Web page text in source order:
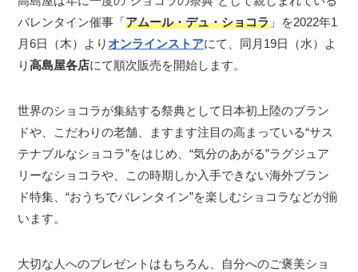
バレンタイン催事「アムール・デュ・ショコラ 」を2022年1
月6日（木）よりオンラインストアにて、同月19日（水）よ
り高島屋各店にて順次販売を開始します。
世界のショコラが集結する祭典として日本初上陸のブラン
ドや、こだわりの老舗、ますます注目の高まっている“サス
テナブルなショコラ”をはじめ、“気分のあがる”ラグジュア
リーなショコラや、この時期しか入手できない海外ブラン
ド特集、“おうちでバレンタイン”を楽しむショコラなどが揃
います。
大切な人へのプレゼントはもちろん、自分へのご褒美ショ